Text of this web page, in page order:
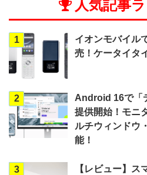
人気記事
1
イオンモバイル
売！ケータイタ
2
Android 16で「
提供開始！モニ
ルチウィンドウ
能！
3
【レビュー】